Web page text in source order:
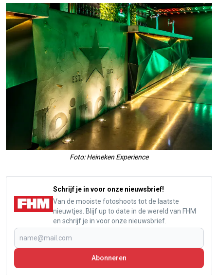
Foto: Heineken Experience
Schrijf je in voor onze nieuwsbrief!
Van de mooiste fotoshoots tot de laatste
nieuwtjes. Blijf up to date in de wereld van FHM
en schrijf je in voor onze nieuwsbrief.
Abonneren